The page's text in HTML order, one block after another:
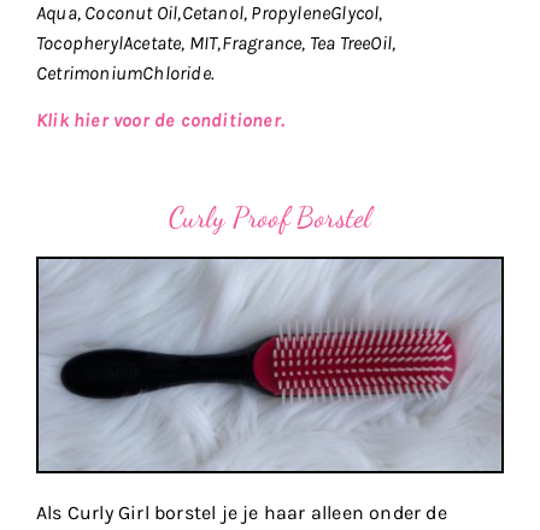
Aqua, Coconut Oil,Cetanol, PropyleneGlycol,
TocopherylAcetate, MIT,Fragrance, Tea TreeOil,
CetrimoniumChloride.
Klik hier voor de conditioner.
Curly Proof Borstel
Als Curly Girl borstel je je haar alleen onder de